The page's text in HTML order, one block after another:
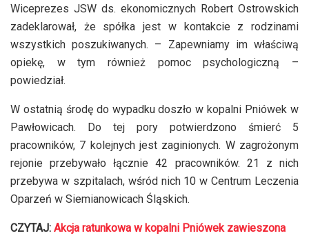
Wiceprezes JSW ds. ekonomicznych Robert Ostrowskich
zadeklarował, że spółka jest w kontakcie z rodzinami
wszystkich poszukiwanych. – Zapewniamy im właściwą
opiekę, w tym również pomoc psychologiczną –
powiedział.
W ostatnią środę do wypadku doszło w kopalni Pniówek w
Pawłowicach. Do tej pory potwierdzono śmierć 5
pracowników, 7 kolejnych jest zaginionych. W zagrożonym
rejonie przebywało łącznie 42 pracowników. 21 z nich
przebywa w szpitalach, wśród nich 10 w Centrum Leczenia
Oparzeń w Siemianowicach Śląskich.
CZYTAJ: Akcja ratunkowa w kopalni Pniówek zawieszona